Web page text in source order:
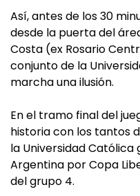
Así, antes de los 30
desde la puerta del
Costa (ex Rosario
conjunto de la
marcha una ilusión.
En el tramo final del
historia con los tantos
la Universidad
Argentina por Copa
del grupo 4.